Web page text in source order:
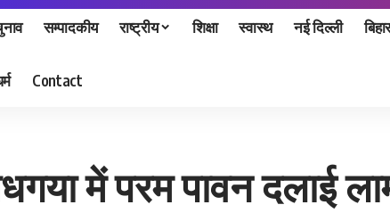
सम्पादकीय राष्ट्रीय शिक्षा स्वास्थ नई दिल्ली बिहार
Contact
में परम पावन दलाई